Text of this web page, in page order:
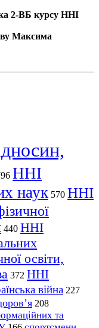
2-ВБ курсу ННІ
Максима
ННІ
наук 570 ННІ
440 ННІ
освіти,
372 ННІ
війна 227
208
та